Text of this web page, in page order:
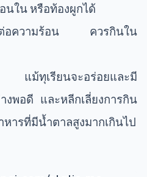
นใน หรือท้องผูกได้
วต่อความร้อน ควรกินใน
ม้ทุเรียนจะอร่อยและมี
พอดี และหลีกเลี่ยงการกิน
ารที่มีน้ำตาลสูงมากเกินไป